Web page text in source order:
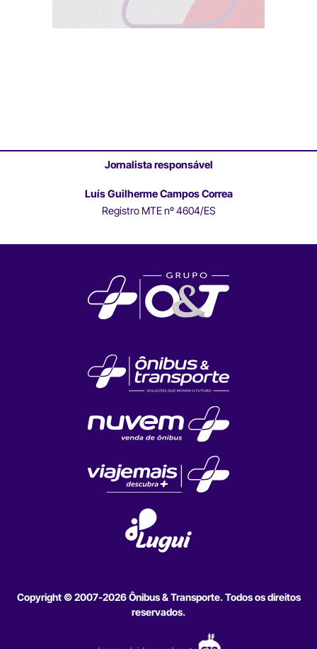
Jornalista responsável
Luís Guilherme Campos Correa
Registro MTE nº 4604/ES
Copyright © 2007-2026 Ônibus & Transporte. Todos os direitos
reservados.